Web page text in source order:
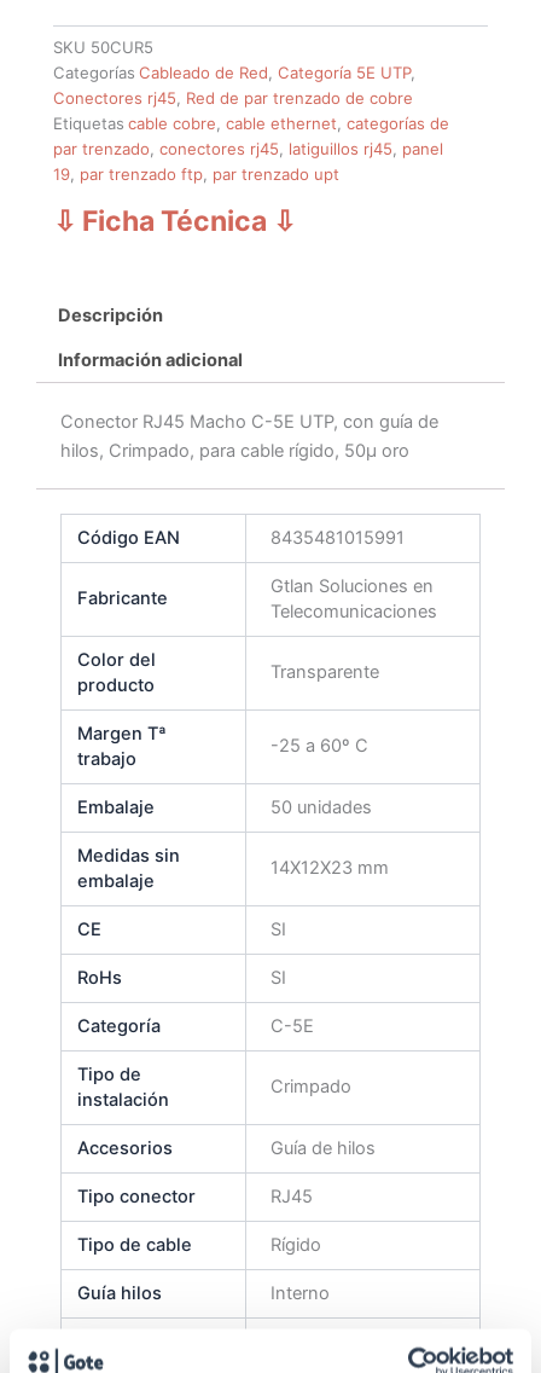
SKU 50CUR5
Categorías Cableado de Red ,Categoría 5E UTP,
Conectores rj45
Red de par trenzado de cobre
Etiquetas cable cobre ,cable ethernet ,categorías de
par trenzado ,conectores rj45 latiguillos rj45
panel
19 par trenzado ftp par trenzado upt
⇩ Ficha Técnica ⇩
Descripción
Información adicional
Conector RJ45 Macho C-5E UTP, con guía de
hilos, Crimpado, para cable rígido, 50μ oro
Código EAN 8435481015991
Fabricante
Gtlan Soluciones en
Telecomunicaciones
Color del
producto
Transparente
Margen Tª
trabajo
-25 a 60º C
Embalaje 50 unidades
Medidas sin
embalaje
14X12X23 mm
CE SI
RoHs SI
Categoría C-5E
Tipo de
instalación
Crimpado
Accesorios Guía de hilos
Tipo conector RJ45
Tipo de cable Rígido
Guía hilos Interno